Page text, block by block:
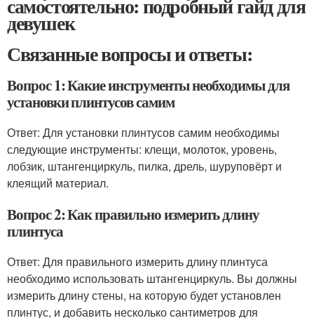
самостоятельно: подробный гайд для
девушек
Связанные вопросы и ответы:
Вопрос 1: Какие инструменты необходимы для
установки плинтусов самим
Ответ: Для установки плинтусов самим необходимы
следующие инструменты: клещи, молоток, уровень,
лобзик, штангенциркуль, пилка, дрель, шуруповёрт и
клеящий материал.
Вопрос 2: Как правильно измерить длину
плинтуса
Ответ: Для правильного измерить длину плинтуса
необходимо использовать штангенциркуль. Вы должны
измерить длину стены, на которую будет установлен
плинтус, и добавить несколько сантиметров для